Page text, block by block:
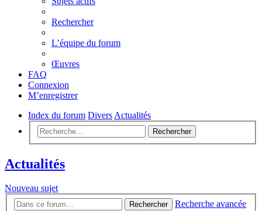
Rechercher
L’équipe du forum
Œuvres
FAQ
Connexion
M’enregistrer
Index du forum Divers Actualités
Rechercher
Actualités
Nouveau sujet
Rechercher
Recherche avancée